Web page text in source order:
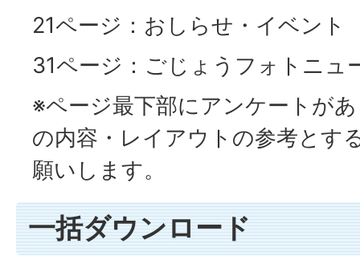
21ページ：おしらせ・イベント
31ページ：ごじょうフォトニュ
※ページ最下部にアンケートが
の内容・レイアウトの参考とす
願いします。
一括ダウンロード